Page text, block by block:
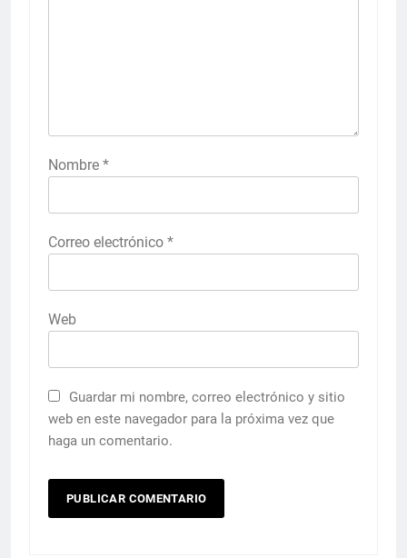
Nombre *
Correo electrónico *
Web
Guardar mi nombre, correo electrónico y sitio
web en este navegador para la próxima vez que
haga un comentario.